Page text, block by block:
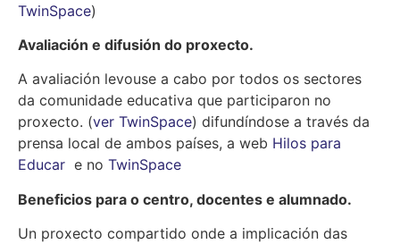
TwinSpace)
Avaliación e difusión do proxecto.
A avaliación levouse a cabo por todos os sectores
da comunidade educativa que participaron no
proxecto. (ver TwinSpace) difundíndose a través da
prensa local de ambos países, a web Hilos para
Educar e no TwinSpace
Beneficios para o centro, docentes e alumnado.
Un proxecto compartido onde a implicación das